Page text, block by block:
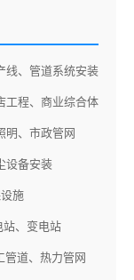
、管道系统安装
程、商业综合体
、市政管网
设备安装
施
、变电站
道、热力管网